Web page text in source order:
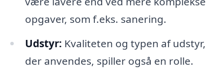
opgaver, som f.eks. sanering.
Udstyr: Kvaliteten og typen af udstyr,
der anvendes, spiller også en rolle.